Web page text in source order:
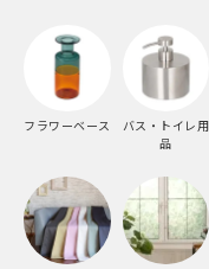
フラワーベース
バス・トイレ用
品